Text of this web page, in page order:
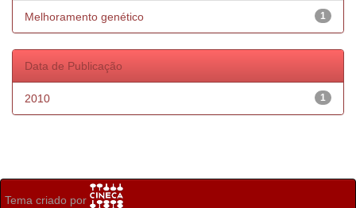
1
Melhoramento genético
Data de Publicação
1
2010
Tema criado por